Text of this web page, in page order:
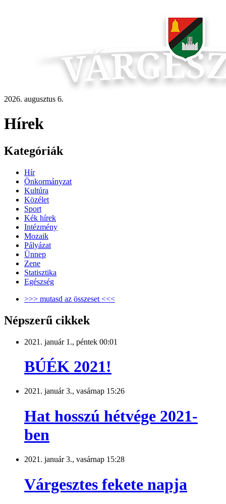
2026. augusztus 6.
Hírek
Kategóriák
Hír
Önkormányzat
Kultúra
Közélet
Sport
Kék hírek
Intézmény
Mozaik
Pályázat
Ünnep
Zene
Statisztika
Egészség
>>> mutasd az összeset <<<
Népszerű cikkek
2021. január 1., péntek 00:01
BÚÉK 2021!
2021. január 3., vasárnap 15:26
Hat hosszú hétvége 2021-
ben
2021. január 3., vasárnap 15:28
Várgesztes fekete napja